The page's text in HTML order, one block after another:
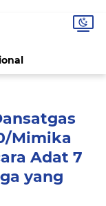
Mimika
Adat 7
yang